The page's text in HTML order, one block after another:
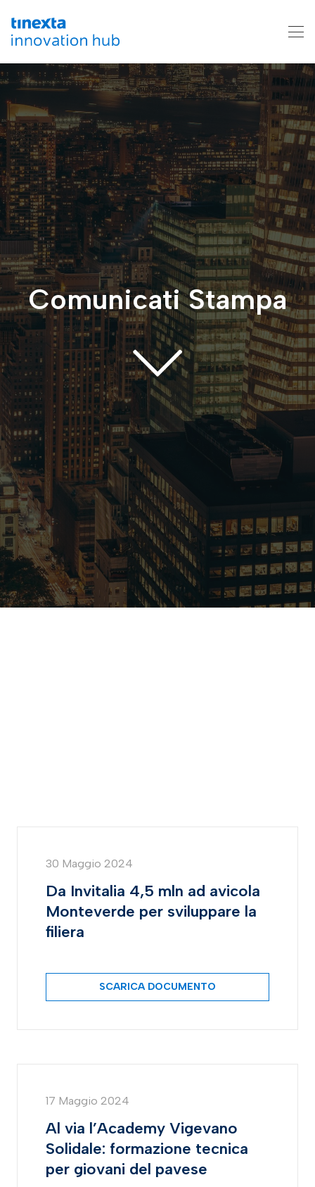
Comunicati Stampa
30 Maggio 2024
Da Invitalia 4,5 mln ad avicola
Monteverde per sviluppare la
filiera
SCARICA DOCUMENTO
17 Maggio 2024
Al via l’Academy Vigevano
Solidale: formazione tecnica
per giovani del pavese